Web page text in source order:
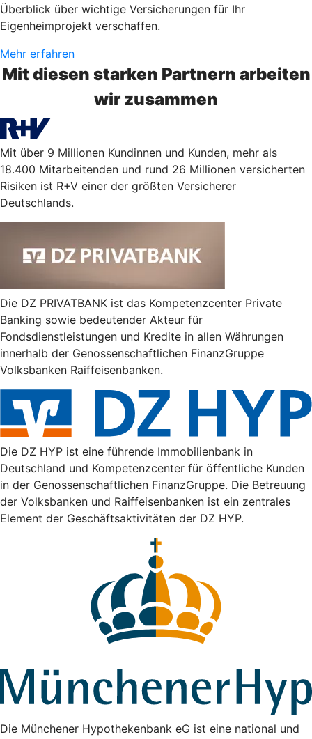
Überblick über wichtige Versicherungen für Ihr
Eigenheimprojekt verschaffen.
Mehr erfahren
Mit diesen starken Partnern arbeiten
wir zusammen
Mit über 9 Millionen Kundinnen und Kunden, mehr als
18.400 Mitarbeitenden und rund 26 Millionen versicherten
Risiken ist R+V einer der größten Versicherer
Deutschlands.
Die DZ PRIVATBANK ist das Kompetenzcenter Private
Banking sowie bedeutender Akteur für
Fondsdienstleistungen und Kredite in allen Währungen
innerhalb der Genossenschaftlichen FinanzGruppe
Volksbanken Raiffeisenbanken.
Die DZ HYP ist eine führende Immobilienbank in
Deutschland und Kompetenzcenter für öffentliche Kunden
in der Genossenschaftlichen FinanzGruppe. Die Betreuung
der Volksbanken und Raiffeisenbanken ist ein zentrales
Element der Geschäftsaktivitäten der DZ HYP.
Die Münchener Hypothekenbank eG ist eine national und